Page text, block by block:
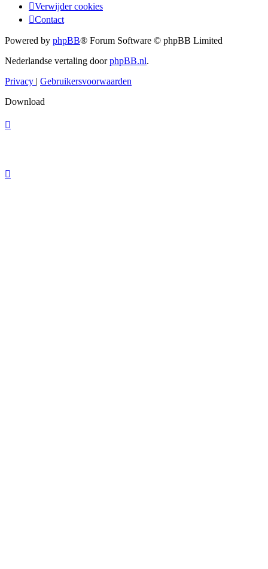
Verwijder cookies
Contact
Powered by phpBB® Forum Software © phpBB Limited
Nederlandse vertaling doorphpBB.nl.
Privacy | Gebruikersvoorwaarden
Download